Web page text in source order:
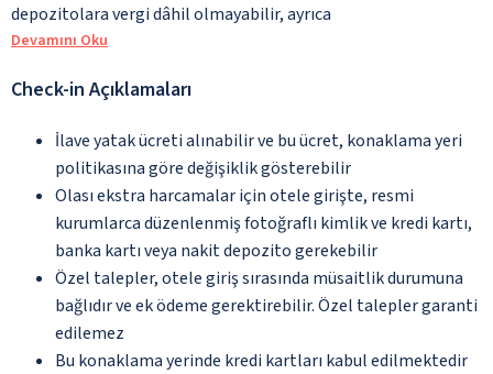
depozitolara vergi dâhil olmayabilir, ayrıca
Devamını Oku
Check-in Açıklamaları
İlave yatak ücreti alınabilir ve bu ücret, konaklama yeri
politikasına göre değişiklik gösterebilir
Olası ekstra harcamalar için otele girişte, resmi
kurumlarca düzenlenmiş fotoğraflı kimlik ve kredi kartı,
banka kartı veya nakit depozito gerekebilir
Özel talepler, otele giriş sırasında müsaitlik durumuna
bağlıdır ve ek ödeme gerektirebilir. Özel talepler garanti
edilemez
Bu konaklama yerinde kredi kartları kabul edilmektedir